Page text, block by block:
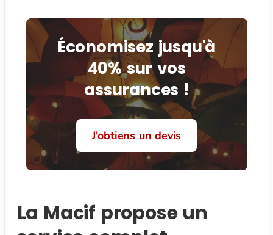
Économisez jusqu'à
40% sur vos
assurances !
J'obtiens un devis
La Macif propose un